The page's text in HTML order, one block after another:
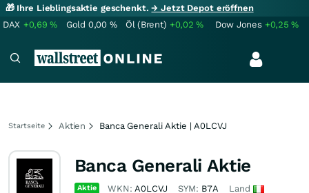
🎁 Ihre Lieblingsaktie geschenkt.→ Jetzt Depot eröffnen
DAX +0,69% Gold 0,00 % Öl (Brent) +0,02% Dow Jones +0,25%
Startseite Aktien Banca Generali Aktie | A0LCVJ
Banca Generali Aktie
Aktie WKN:A0LCVJ SYM: B7A Land